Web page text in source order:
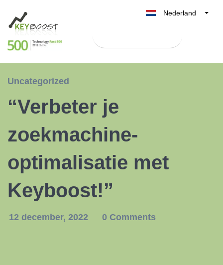
Nederland
België
Uncategorized
“Verbeter je
zoekmachine-
optimalisatie met
Keyboost!”
12 december, 2022 0 Comments